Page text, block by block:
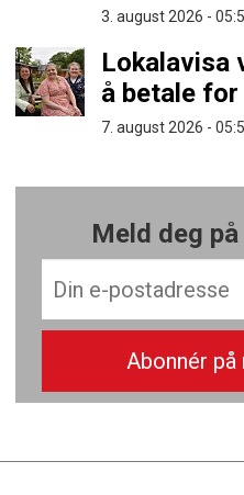
3. august 2026 -
Lokalavisa
å betale
7. august 2026 -
Meld deg